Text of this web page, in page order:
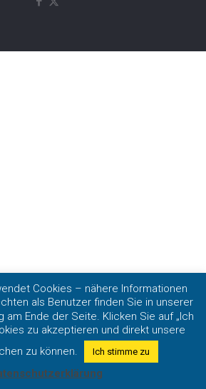
Cookies – nähere Informationen
als Benutzer finden Sie in unserer
am Ende der Seite. Klicken Sie auf „Ich
zu akzeptieren und direkt unsere
zu können.
Ich stimme zu